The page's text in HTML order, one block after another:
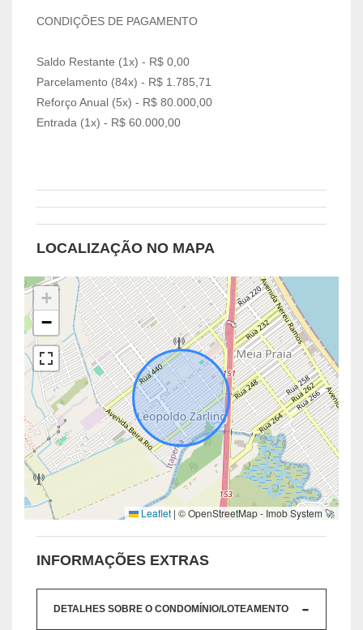
CONDIÇÕES DE PAGAMENTO
Saldo Restante (1x) - R$ 0,00
Parcelamento (84x) - R$ 1.785,71
Reforço Anual (5x) - R$ 80.000,00
Entrada (1x) - R$ 60.000,00
LOCALIZAÇÃO NO MAPA
+
−
Leaflet | © OpenStreetMap - Imob System 🚀
INFORMAÇÕES EXTRAS
DETALHES SOBRE O CONDOMÍNIO/LOTEAMENTO